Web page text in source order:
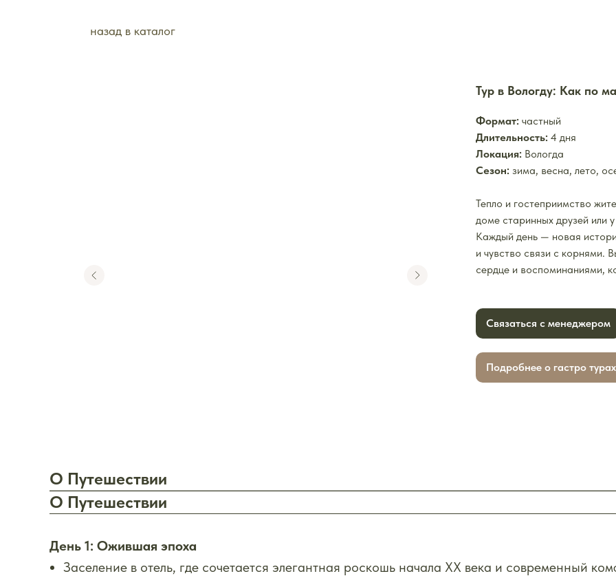
назад в каталог
Тур в Вологду: Как по
Формат: частный
Длительность: 4 дня
Локация: Вологда
Сезон: зима, весна, лето,
Тепло и гостеприимство
доме старинных друзей или
Каждый день — новая
и чувство связи с корнями.
сердце и воспоминаниями,
Связаться с менеджером
Подробнее о гастро турах
О Путешествии
О Путешествии
День 1: Ожившая эпоха
Заселение в отель, где сочетается элегантная роскошь начала ХХ века и современный